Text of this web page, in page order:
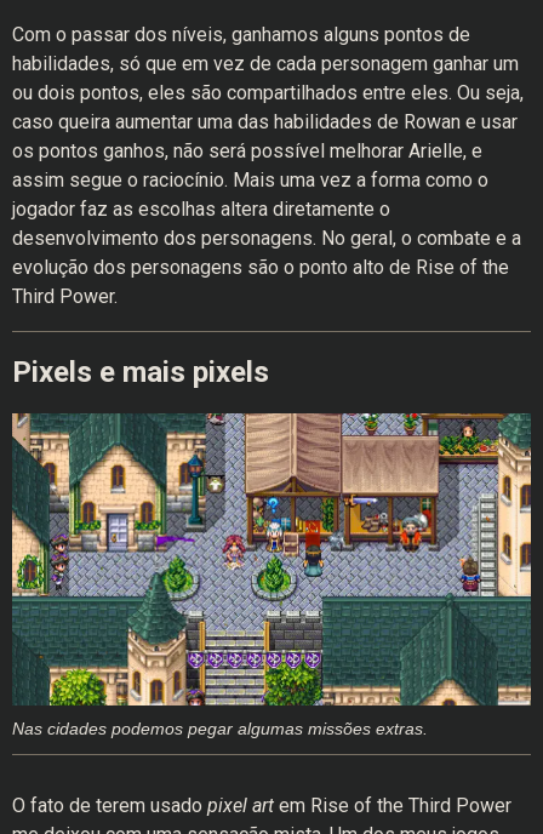
Com o passar dos níveis, ganhamos alguns pontos de
habilidades, só que em vez de cada personagem ganhar um
ou dois pontos, eles são compartilhados entre eles. Ou seja,
caso queira aumentar uma das habilidades de Rowan e usar
os pontos ganhos, não será possível melhorar Arielle, e
assim segue o raciocínio. Mais uma vez a forma como o
jogador faz as escolhas altera diretamente o
desenvolvimento dos personagens. No geral, o combate e a
evolução dos personagens são o ponto alto de Rise of the
Third Power.
Pixels e mais pixels
Nas cidades podemos pegar algumas missões extras.
O fato de terem usado pixel art em Rise of the Third Power